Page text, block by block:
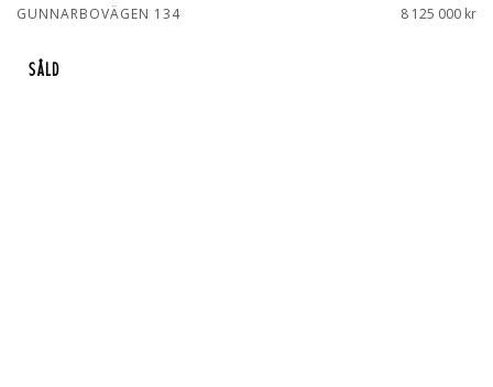
GUNNARBOVÄGEN 134
8 125 000 kr
SÅLD